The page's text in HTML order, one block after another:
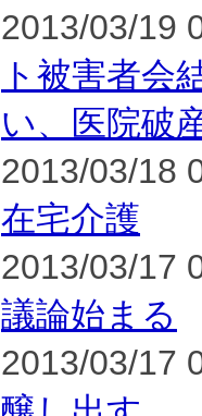
2013/03/19
ト被害者
い、医院破
2013/03/18
在宅介護
2013/03/17
議論始まる
2013/03/17